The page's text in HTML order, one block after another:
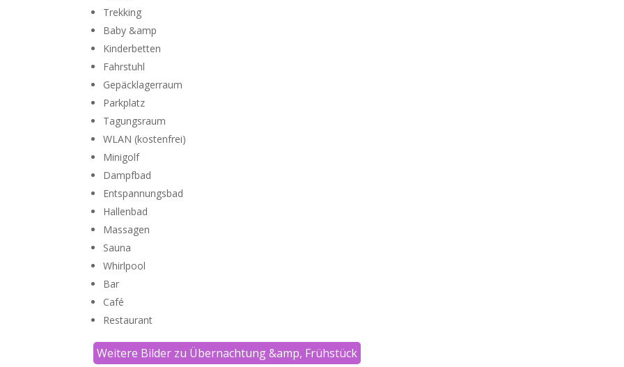
Trekking
Baby &amp
Kinderbetten
Fahrstuhl
Gepäcklagerraum
Parkplatz
Tagungsraum
WLAN (kostenfrei)
Minigolf
Dampfbad
Entspannungsbad
Hallenbad
Massagen
Sauna
Whirlpool
Bar
Café
Restaurant
Weitere Bilder zu Übernachtung &amp, Frühstück